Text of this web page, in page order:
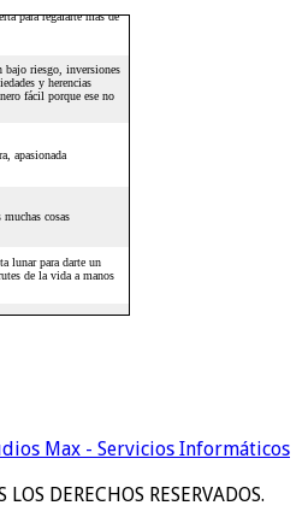
Max - Servicios Informáticos
DERECHOS RESERVADOS.